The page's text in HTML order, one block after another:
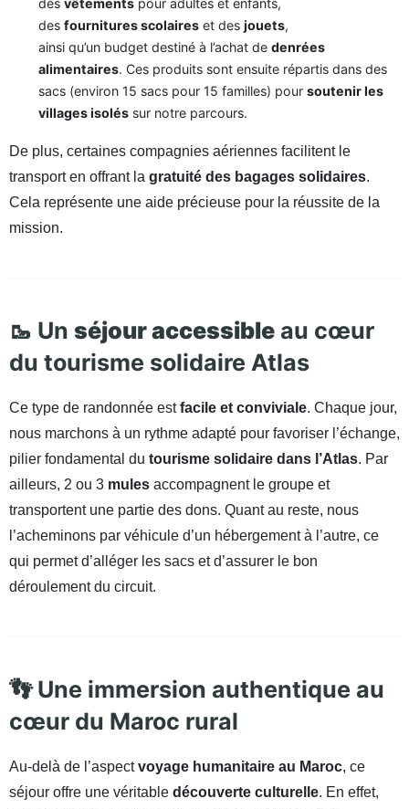
des vêtements pour adultes et enfants,
des fournitures scolaires et des jouets,
ainsi qu’un budget destiné à l’achat de denrées
alimentaires. Ces produits sont ensuite répartis dans des
sacs (environ 15 sacs pour 15 familles) pour soutenir les
villages isolés sur notre parcours.
De plus, certaines compagnies aériennes facilitent le
transport en offrant la gratuité des bagages solidaires.
Cela représente une aide précieuse pour la réussite de la
mission.
🥾 Un séjour accessible au cœur
du tourisme solidaire Atlas
Ce type de randonnée estfacile et conviviale. Chaque jour,
nous marchons à un rythme adapté pour favoriser l’échange,
pilier fondamental du tourisme solidaire dans l’Atlas. Par
ailleurs, 2 ou 3 mules accompagnent le groupe et
transportent une partie des dons. Quant au reste, nous
l’acheminons par véhicule d’un hébergement à l’autre, ce
qui permet d’alléger les sacs et d’assurer le bon
déroulement du circuit.
👣 Une immersion authentique au
cœur du Maroc rural
Au-delà de l’aspectvoyage humanitaire au Maroc, ce
séjour offre une véritable découverte culturelle. En effet,